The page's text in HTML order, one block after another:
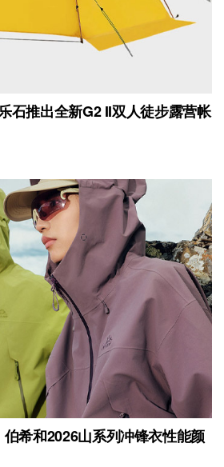
石推出全新G2 II双人徒步露营帐
希和2026山系列冲锋衣性能颜